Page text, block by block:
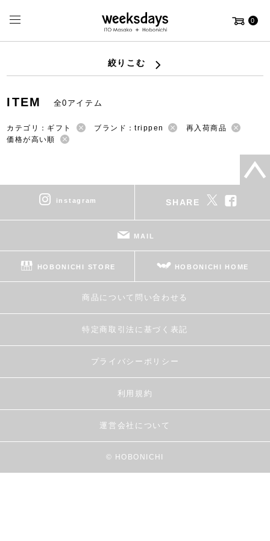
0
絞りこむ
ITEM 全0アイテム
カテゴリ：ギフト ブランド：trippen
再入荷商品
価格が高い順
instagram SHARE
MAIL
HOBONICHI STORE HOBONICHI HOME
商品について問い合わせる
特定商取引法に基づく表記
プライバシーポリシー
利用規約
運営会社について
© HOBONICHI